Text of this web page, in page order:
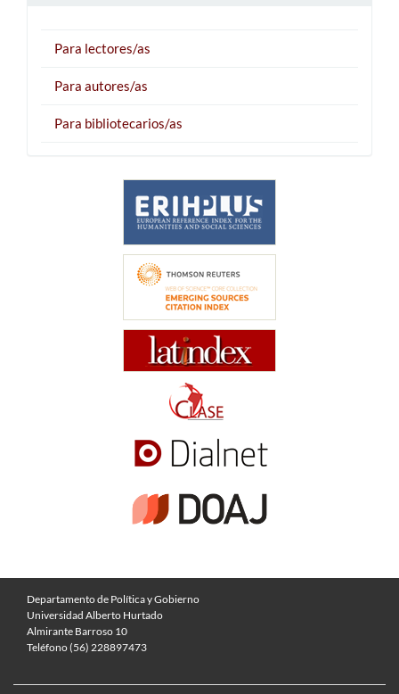
Para lectores/as
Para autores/as
Para bibliotecarios/as
Departamento de Política y Gobierno
Universidad Alberto Hurtado
Almirante Barroso 10
Teléfono (56) 228897473